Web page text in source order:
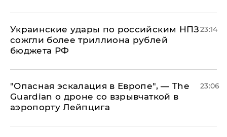
Украинские удары по российским НПЗ
сожгли более триллиона рублей
бюджета РФ
23:14
"Опасная эскалация в Европе", — The
Guardian о дроне со взрывчаткой в
аэропорту Лейпцига
23:06